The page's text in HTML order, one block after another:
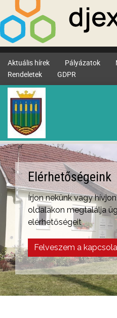
Aktuális hírek Pályázatok
Rendeletek
GDPR
Várjuk
Községünkben sok
éves hagyománya
hozzánk!